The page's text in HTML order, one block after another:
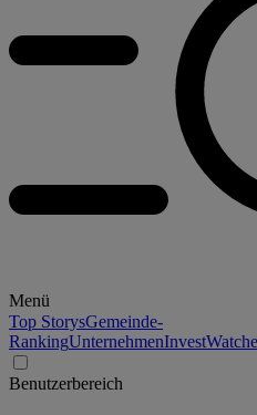
Menü
Top StorysGemeinde-
RankingUnternehmenInvest
Benutzerbereich